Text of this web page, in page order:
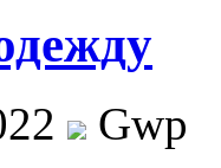
Gwp